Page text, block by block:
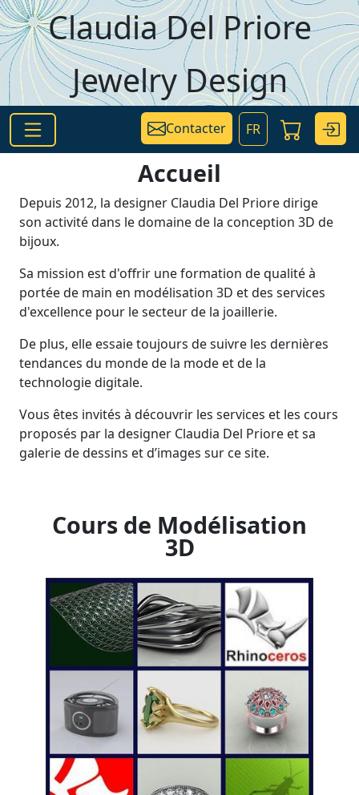
Aller au contenu principal
Claudia Del Priore
Jewelry Design
Contacter FR
Accueil
Depuis 2012, la designer Claudia Del Priore dirige
son activité dans le domaine de la conception 3D de
bijoux.
Sa mission est d'offrir une formation de qualité à
portée de main en modélisation 3D et des services
d'excellence pour le secteur de la joaillerie.
De plus, elle essaie toujours de suivre les dernières
tendances du monde de la mode et de la
technologie digitale.
Vous êtes invités à découvrir les services et les cours
proposés par la designer Claudia Del Priore et sa
galerie de dessins et d’images sur ce site.
Cours de Modélisation
3D